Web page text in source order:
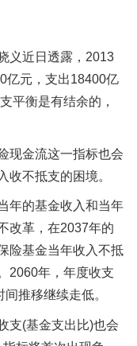
义近日透露，2013
亿元，支出18400亿
平衡是有结余的，
现金流这一指标也会
收不抵支的困境。
年的基金收入和当年
改革，在2037年的
险基金当年收入不抵
2060年，年度收支
推移继续走低。
支(基金支出比)也会